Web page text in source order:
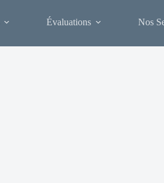
Évaluations Nos